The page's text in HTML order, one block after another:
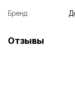
Бренд
Отзывы